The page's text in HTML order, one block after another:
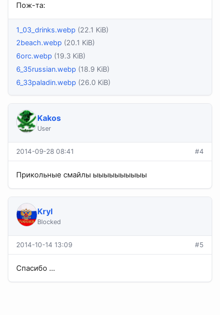
Пож-та:
1_03_drinks.webp (22.1 KiB)
2beach.webp (20.1 KiB)
6orc.webp (19.3 KiB)
6_35russian.webp (18.9 KiB)
6_33paladin.webp (26.0 KiB)
Kakos
User
2014-09-28 08:41 #4
Прикольные смайлы ыыыыыыыыыы
Kryl
Blocked
2014-10-14 13:09 #5
Спасибо ...